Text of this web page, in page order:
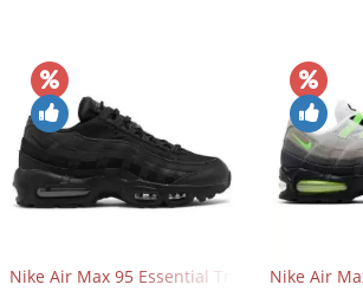
Nike Air Max 95 Essential Triple Black
Nike Air